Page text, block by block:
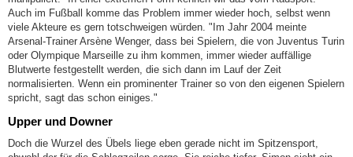
Auch im Fußball komme das Problem immer wieder hoch, selbst wenn
viele Akteure es gern totschweigen würden. "Im Jahr 2004 meinte
Arsenal-Trainer Arsène Wenger, dass bei Spielern, die von Juventus Turin
oder Olympique Marseille zu ihm kommen, immer wieder auffällige
Blutwerte festgestellt werden, die sich dann im Lauf der Zeit
normalisierten. Wenn ein prominenter Trainer so von den eigenen Spielern
spricht, sagt das schon einiges."
Upper und Downer
Doch die Wurzel des Übels liege eben gerade nicht im Spitzensport,